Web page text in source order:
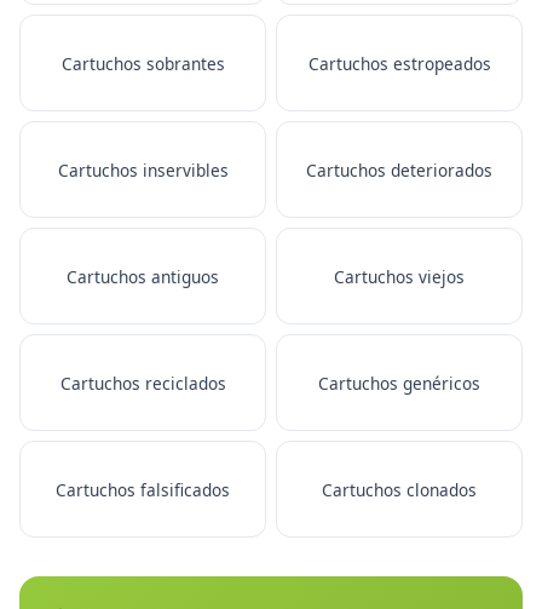
Cartuchos sobrantes Cartuchos estropeados
Cartuchos inservibles Cartuchos deteriorados
Cartuchos antiguos Cartuchos viejos
Cartuchos reciclados Cartuchos genéricos
Cartuchos falsificados Cartuchos clonados